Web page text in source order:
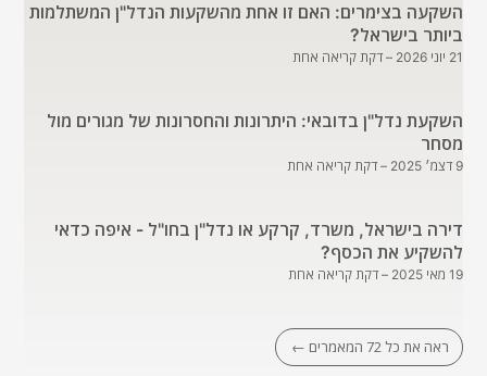
השקעה בצימרים: האם זו אחת מהשקעות הנדל"ן המשתלמות
ביותר בישראל?
21 יוני 2026 – דקת קריאה אחת
השקעת נדל"ן בדובאי: היתרונות והחסרונות של מגורים מול
מסחר
9 דצמ׳ 2025 – דקת קריאה אחת
דירה בישראל, משרד, קרקע או נדל"ן בחו"ל - איפה כדאי
להשקיע את הכסף?
19 מאי 2025 – דקת קריאה אחת
ראה את כל 72 המאמרים ←